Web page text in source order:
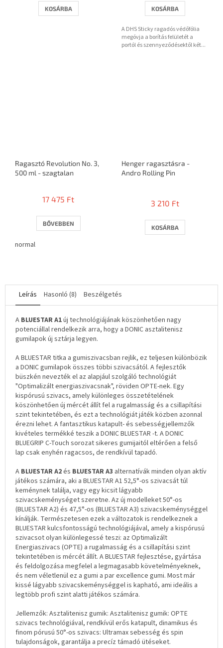
KOSÁRBA KOSÁRBA
A DHS Sticky ragadós védőfólia
megóvja a borítás felületét a
portól és szennyeződésektől két...
Ragasztó Revolution No. 3,
500 ml - szagtalan
17 475 Ft
BŐVEBBEN
normal
Henger ragasztásra -
Andro Rolling Pin
átlagos
5-
ből
3 210 Ft
KOSÁRBA
Leírás Hasonló (8) Beszélgetés
A BLUESTAR A1új technológiájának köszönhetően nagy
potenciállal rendelkezik arra, hogy a DONIC asztalitenisz
gumilapok új sztárja legyen.
A BLUESTAR titka a gumiszivacsban rejlik, ez teljesen különbözik
a DONIC gumilapok összes többi szivacsától. A fejlesztők
büszkén nevezték el az alapjául szolgáló technológiát
"Optimalizált energiaszivacsnak", röviden OPTE-nek. Egy
kispórusú szivacs, amely különleges összetételének
köszönhetően új mércét állít fel a rugalmasság és a csillapítási
szint tekintetében, és ezt a technológiát játék közben azonnal
érezni lehet. A fantasztikus katapult- és sebességjellemzők
kivételes termékké teszik a DONIC BLUESTAR -t. A DONIC
BLUEGRIP C-Touch sorozat sikeres gumijaitól eltérően a felső
lap csak enyhén ragacsos, de rendkívül tapadó.
A BLUESTAR A2és BLUESTAR A3 alternatívák minden olyan aktív
játékos számára, aki a BLUESTAR A1 52,5°-os szivacsát túl
keménynek találja, vagy egy kicsit lágyabb
szivacskeménységet szeretne. Az új modelleket 50°-os
(BLUESTAR A2) és 47,5°-os (BLUESTAR A3) szivacskeménységgel
kínálják. Természetesen ezek a változatok is rendelkeznek a
BLUESTAR kulcsfontosságú technológiájával, amely a kispórusú
szivacsot olyan különlegessé teszi: az Optimalizált
Energiaszivacs (OPTE) a rugalmasság és a csillapítási szint
tekintetében is mércét állít. A BLUESTAR fejlesztése, gyártása
és feldolgozása megfelel a legmagasabb követelményeknek,
és nem véletlenül ez a gumi a par excellence gumi. Most már
kissé lágyabb szivacskeménységgel is kapható, ami ideális a
legtöbb profi szint alatti játékos számára.
Jellemzők: Asztalitenisz gumik: Asztalitenisz gumik: OPTE
szivacs technológiával, rendkívül erős katapult, dinamikus és
finom pórusú 50°-os szivacs: Ultramax sebesség és spin
tulajdonságok, garantálja a precíz támadó ütéseket.